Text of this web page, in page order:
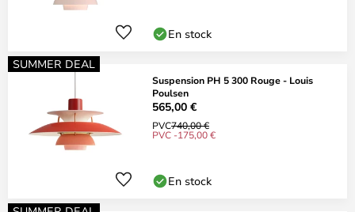
En stock
SUMMER DEAL
Suspension PH 5 300 Rouge - Louis
Poulsen
565,00 €
PVC740,00 €
PVC -175,00 €
En stock